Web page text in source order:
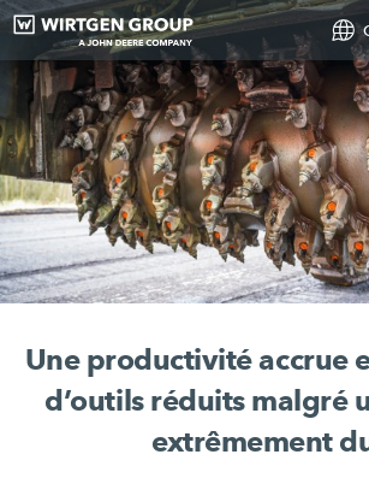
Une productivité accrue
d’outils réduits malgré
extrêmement